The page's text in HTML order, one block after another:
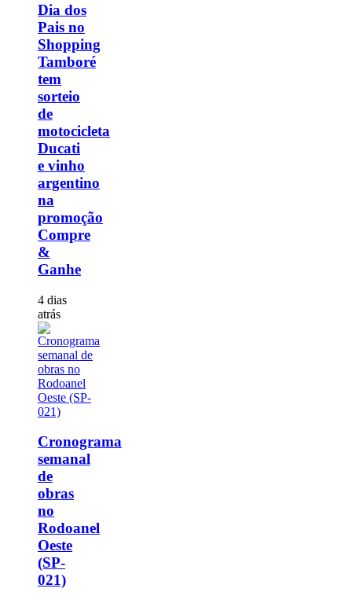
Dia dos
Pais no
Shopping
Tamboré
tem
sorteio
de
motocicleta
Ducati
e vinho
argentino
na
promoção
Compre
&
Ganhe
4 dias
atrás
Cronograma
semanal
de
obras
no
Rodoanel
Oeste
(SP-
021)